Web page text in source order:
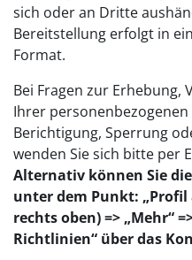
sich oder an Dritte
Bereitstellung erfolgt in
Format.
Bei Fragen zur
Ihrer
Berichtigung, Sperrung
wenden Sie sich bitte per
Alternativ können Sie
unter dem Punkt: „Profil
rechts oben) => „Mehr“
Richtlinien“ über das